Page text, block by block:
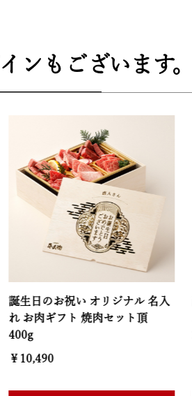
ンもございます。
お祝い オリジナル 名入
フト 焼肉セット頂
誕生日の
れ お肉